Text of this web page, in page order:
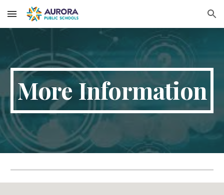
Skip to main content Skip to navigation
More Information